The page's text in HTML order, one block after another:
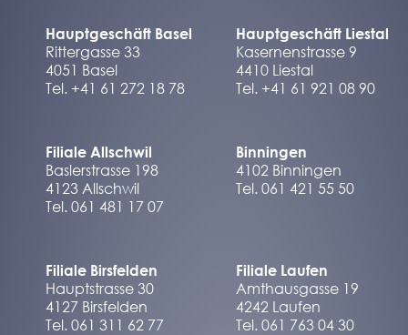
Hauptgeschäft Basel
Rittergasse 33
4051 Basel
Tel. +41 61 272 18 78
Hauptgeschäft Liestal
Kasernenstrasse 9
4410 Liestal
Tel. +41 61 921 08 90
Filiale Allschwil
Baslerstrasse 198
4123 Allschwil
Tel. 061 481 17 07
Binningen
4102 Binningen
Tel. 061 421 55 50
Filiale Birsfelden
Hauptstrasse 30
4127 Birsfelden
Tel. 061 311 62 77
Filiale Laufen
Amthausgasse 19
4242 Laufen
Tel. 061 763 04 30